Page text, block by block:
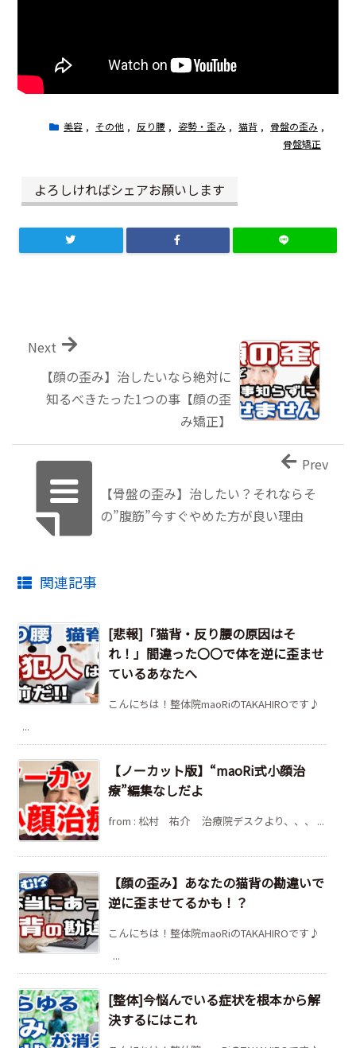
美容 , その他 , 反り腰 , 姿勢・歪み , 猫背 , 骨盤の歪み ,
骨盤矯正
よろしければシェアお願いします
【顔の歪み】治したいなら絶対に
知るべきたった1つの事【顔の歪
み矯正】
Next
【骨盤の歪み】治したい？それならそ
の”腹筋”今すぐやめた方が良い理由
Prev
関連記事
[悲報]「猫背・反り腰の原因はそ
れ！」間違った〇〇で体を逆に歪ませ
ているあなたへ
こんにちは！整体院maoRiのTAKAHIROです♪
...
【ノーカット版】“maoRi式小顔治
療”編集なしだよ
from : 松村 祐介 治療院デスクより、、、 ...
【顔の歪み】あなたの猫背の勘違いで
逆に歪ませてるかも！？
こんにちは！整体院maoRiのTAKAHIROです♪
...
[整体]今悩んでいる症状を根本から解
決するにはこれ